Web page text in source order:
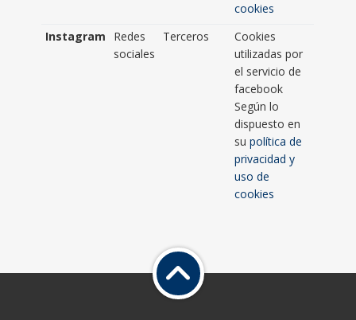
cookies
Instagram
Redes
sociales
Terceros
Cookies
utilizadas por
el servicio de
facebook
Según lo
dispuesto en
supolítica de
privacidad y
uso de
cookies